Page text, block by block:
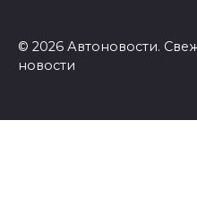
© 2026 Автоновости.
новости